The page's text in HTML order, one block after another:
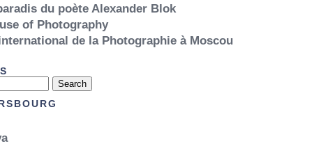
du poète Alexander Blok
of Photography
de la Photographie à Moscou